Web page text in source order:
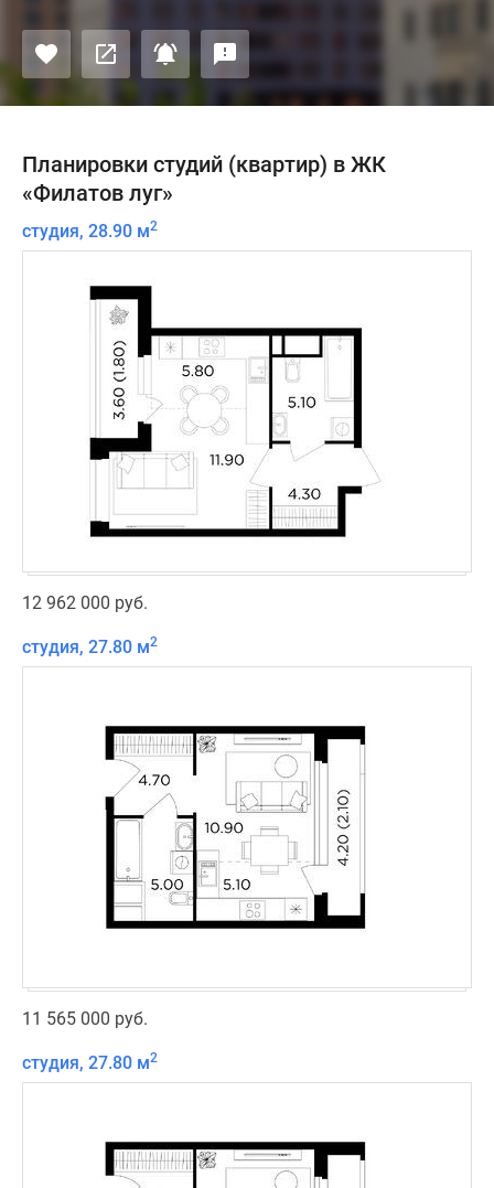
Планировки студий (квартир) в ЖК
«Филатов луг»
студия, 28.90 м2
12 962 000 руб.
студия, 27.80 м2
11 565 000 руб.
студия, 27.80 м2